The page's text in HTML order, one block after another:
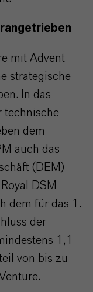
mit Advent
strategische
In das
technische
dem
auch das
(DEM)
DSM
dem für das 1.
der
1,1
von bis zu